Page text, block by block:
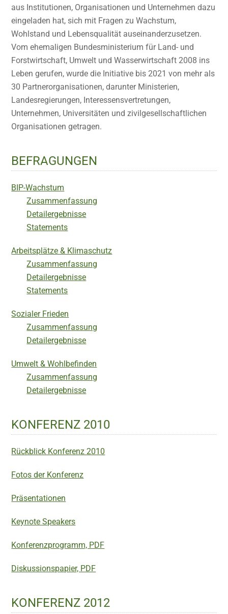
aus Institutionen, Organisationen und Unternehmen dazu
eingeladen hat, sich mit Fragen zu Wachstum,
Wohlstand und Lebensqualität auseinanderzusetzen.
Vom ehemaligen Bundesministerium für Land- und
Forstwirtschaft, Umwelt und Wasserwirtschaft 2008 ins
Leben gerufen, wurde die Initiative bis 2021 von mehr als
30 Partnerorganisationen, darunter Ministerien,
Landesregierungen, Interessensvertretungen,
Unternehmen, Universitäten und zivilgesellschaftlichen
Organisationen getragen.
BEFRAGUNGEN
BIP-Wachstum
Zusammenfassung
Detailergebnisse
Statements
Arbeitsplätze & Klimaschutz
Zusammenfassung
Detailergebnisse
Statements
Sozialer Frieden
Zusammenfassung
Detailergebnisse
Umwelt & Wohlbefinden
Zusammenfassung
Detailergebnisse
KONFERENZ 2010
Rückblick Konferenz 2010
Fotos der Konferenz
Präsentationen
Keynote Speakers
Konferenzprogramm, PDF
Diskussionspapier, PDF
KONFERENZ 2012